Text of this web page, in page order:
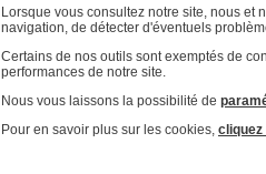
Lorsque vous consultez notre site, nous et
navigation, de détecter d'éventuels
Certains de nos outils sont exemptés de
performances de notre site.
Nous vous laissons la possibilité de
Pour en savoir plus sur les cookies, cliquez